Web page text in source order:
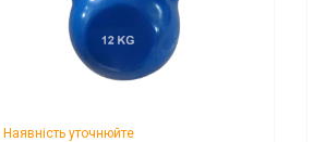
Наявність уточнюйте